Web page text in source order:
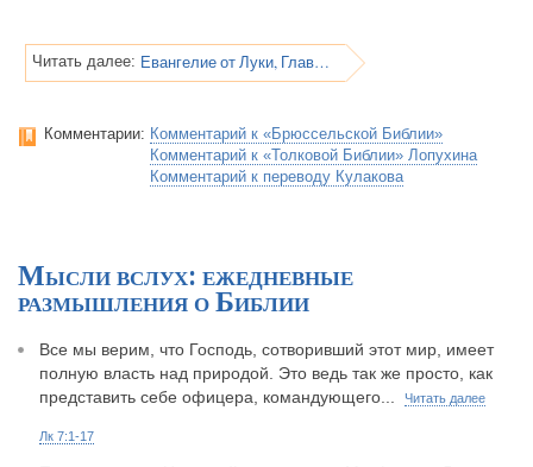
Читать далее: Евангелие от Луки, Глава 7
Комментарии: Комментарий к «Брюссельской Библии»
Комментарий к «Толковой Библии» Лопухина
Комментарий к переводу Кулакова
Мысли вслух: ежедневные
размышления о Библии
Все мы верим, что Господь, сотворивший этот мир, имеет
полную власть над природой. Это ведь так же просто, как
представить себе офицера, командующего...
Читать далее
Лк 7:1-17